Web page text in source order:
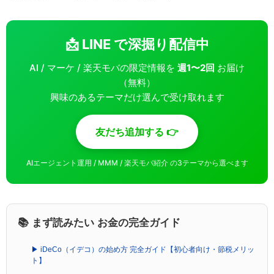
📩 LINE で深掘り配信中
AI / マーケ / 楽天モバの限定情報を 週1〜2回 お届け
（無料）
興味のあるテーマだけ選んで受け取れます
友だち追加する 👉
AIエージェント運用 / MMM / 楽天モバ紹介 の3テーマから選べます
📚 まず読みたい お金の完全ガイド
▶ iDeCo（イデコ）の始め方 完全ガイド【初心者向け・節税メリッ
ト】